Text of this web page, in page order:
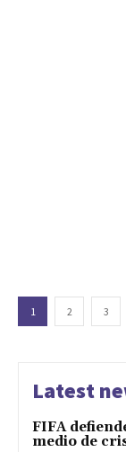
1 2 3
Latest
FIFA
medio de